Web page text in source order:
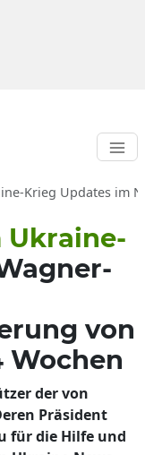
Krieg Updates im
Ukraine-
von
Wochen
der von
Präsident
für die Hilfe und